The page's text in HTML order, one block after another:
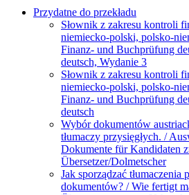
Przydatne do przekładu
Słownik z zakresu kontroli
niemiecko-polski, polsko-
Finanz- und Buchprüfung
deutsch, Wydanie 3
Słownik z zakresu kontroli
niemiecko-polski, polsko-
Finanz- und Buchprüfung
deutsch
Wybór dokumentów
tłumaczy przysięgłych. /
Dokumente für Kandidaten
Übersetzer/Dolmetscher
Jak sporządzać tłumaczenia
dokumentów? / Wie fertigt